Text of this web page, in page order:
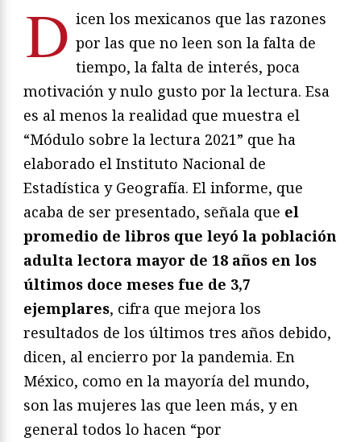
D icen los mexicanos que las razones
por las que no leen son la falta de
tiempo, la falta de interés, poca
motivación y nulo gusto por la lectura. Esa
es al menos la realidad que muestra el
“Módulo sobre la lectura 2021” que ha
elaborado el Instituto Nacional de
Estadística y Geografía. El informe, que
acaba de ser presentado, señala que el
promedio de libros que leyó la población
adulta lectora mayor de 18 años en los
últimos doce meses fue de 3,7
ejemplares, cifra que mejora los
resultados de los últimos tres años debido,
dicen, al encierro por la pandemia. En
México, como en la mayoría del mundo,
son las mujeres las que leen más, y en
general todos lo hacen “por